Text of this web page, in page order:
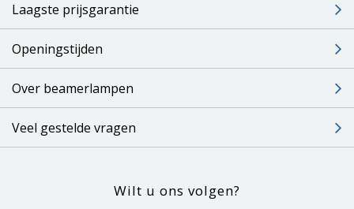
Laagste prijsgarantie
Openingstijden
Over beamerlampen
Veel gestelde vragen
Wilt u ons volgen?